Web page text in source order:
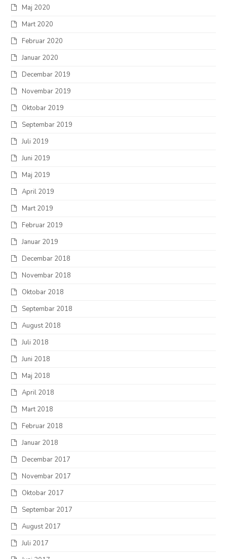
Maj 2020
Mart 2020
Februar 2020
Januar 2020
Decembar 2019
Novembar 2019
Oktobar 2019
Septembar 2019
Juli 2019
Juni 2019
Maj 2019
April 2019
Mart 2019
Februar 2019
Januar 2019
Decembar 2018
Novembar 2018
Oktobar 2018
Septembar 2018
August 2018
Juli 2018
Juni 2018
Maj 2018
April 2018
Mart 2018
Februar 2018
Januar 2018
Decembar 2017
Novembar 2017
Oktobar 2017
Septembar 2017
August 2017
Juli 2017